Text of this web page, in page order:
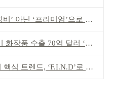
닌 ‘프리미엄’으로 승부걸어야
품 수출 70억 달러 ‘역대 최고’
트렌드, ‘F.I.N.D’로 읽는다